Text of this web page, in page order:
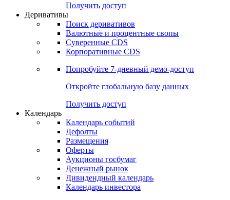
Получить доступ
Деривативы
Поиск деривативов
Валютные и процентные свопы
Суверенные CDS
Корпоративные CDS
Попробуйте 7-дневный демо-доступ
Откройте глобальную базу данных
Получить доступ
Календарь
Календарь событий
Дефолты
Размещения
Оферты
Аукционы госбумаг
Денежный рынок
Дивидендный календарь
Календарь инвестора